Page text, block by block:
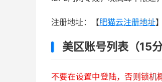
注册地址：【肥猫云注册地址】
美区账号列表（15
不要在设置中登陆，否则锁